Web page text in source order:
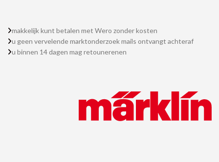
makkelijk kunt betalen met Wero zonder kosten
u geen vervelende marktonderzoek mails ontvangt achteraf
u binnen 14 dagen mag retounerenen